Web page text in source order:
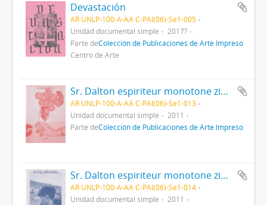
Devastación
AR UNLP-100-A-AA C-PAI(06)-Se1-005
Unidad documental simple
2017?
Parte deColección de Publicaciones de Arte Impreso
Centro de Arte
Sr. Dalton espiriteur monotone zine - Vol. 1
AR UNLP-100-A-AA C-PAI(06)-Se1-013
Unidad documental simple
2011
Parte deColección de Publicaciones de Arte Impreso
Sr. Dalton espiriteur monotone zine - Vol. 2
AR UNLP-100-A-AA C-PAI(06)-Se1-014
Unidad documental simple
2011